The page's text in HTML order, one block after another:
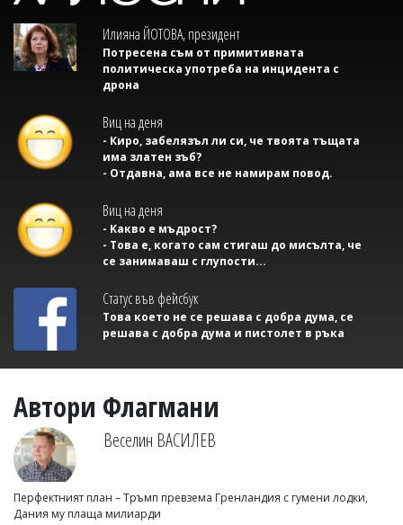
Илияна ЙОТОВА, президент
Потресена съм от примитивната
политическа употреба на инцидента с
дрона
Виц на деня
- Киро, забелязъл ли си, че твоята тъщата
има златен зъб?
- Отдавна, ама все не намирам повод.
Виц на деня
- Какво е мъдрост?
- Това е, когато сам стигаш до мисълта, че
се занимаваш с глупости...
Статус във фейсбук
Това което не се решава с добра дума, се
решава с добра дума и пистолет в ръка
Автори Флагмани
Веселин ВАСИЛЕВ
Перфектният план – Тръмп превзема Гренландия с гумени лодки,
Дания му плаща милиарди